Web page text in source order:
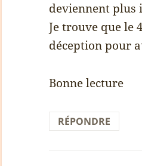
deviennent plus
Je trouve que le
déception pour
Bonne lecture
RÉPONDRE